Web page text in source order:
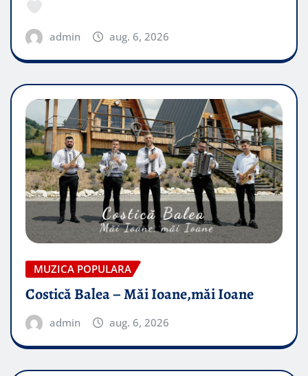
admin aug. 6, 2026
MUZICA POPULARA
Costică Balea – Măi Ioane,măi Ioane
admin aug. 6, 2026